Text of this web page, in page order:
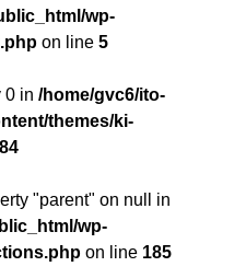
wp-
on line 5
0 in /home/gvc6/ito-
themes/ki-
"parent" on null in
wp-
on line 185